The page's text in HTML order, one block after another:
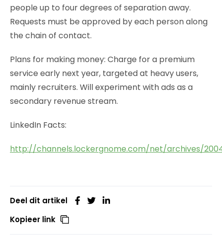
people up to four degrees of separation away.
Requests must be approved by each person along
the chain of contact.
Plans for making money: Charge for a premium
service early next year, targeted at heavy users,
mainly recruiters. Will experiment with ads as a
secondary revenue stream.
LinkedIn Facts:
http://channels.lockergnome.com/net/archives/
Deel dit artikel
Kopieer link